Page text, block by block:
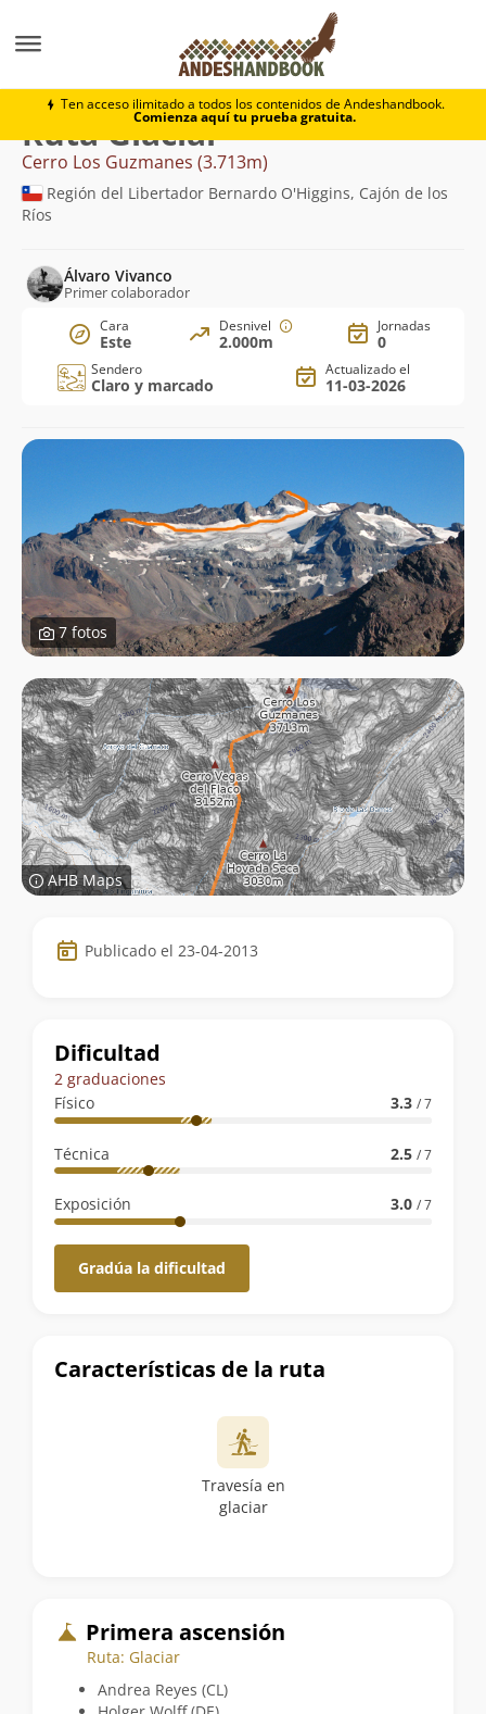
Ten acceso ilimitado a todos los contenidos de Andeshandbook.
Comienza aquí tu prueba gratuita.
Cerro Los Guzmanes
Ruta Glaciar
Cerro Los Guzmanes (3.713m)
Región del Libertador Bernardo O'Higgins, Cajón de los
Ríos
Álvaro Vivanco
Primer colaborador
Cara
Este
Desnivel
2.000m
Jornadas
0
Sendero
Claro y marcado
Actualizado el
11-03-2026
7 fotos
AHB Maps
Datos
de
ruta
Publicado el 23-04-2013
Dificultad
2 graduaciones
Físico
3.3 / 7
Técnica 2.5 / 7
Exposición 3.0 / 7
Gradúa la dificultad
Características de la ruta
Travesía en
glaciar
Primera ascensión
Ruta: Glaciar
Andrea Reyes (CL)